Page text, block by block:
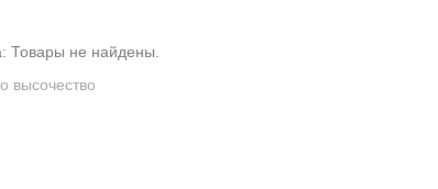
Товары не найдены.
высочество